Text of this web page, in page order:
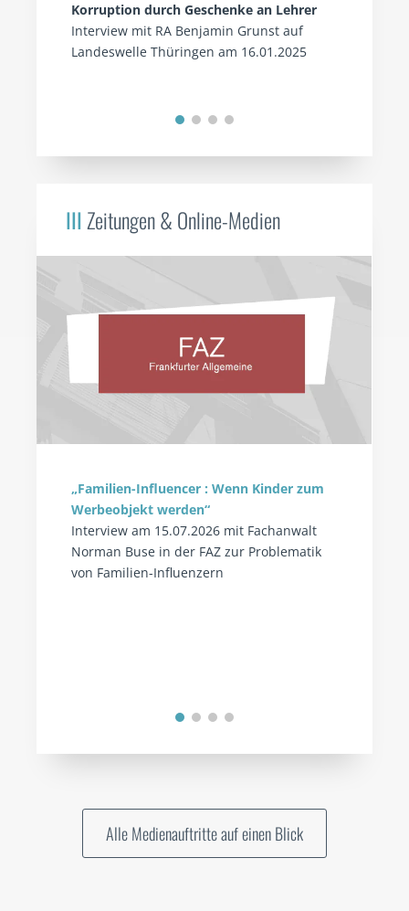
Korruption durch Geschenke an Lehrer
Interview mit RA Benjamin Grunst auf
Landeswelle Thüringen am 16.01.2025
IIIZeitungen & Online-Medien
„Familien-Influencer : Wenn Kinder zum
Werbeobjekt werden“
Interview am 15.07.2026 mit Fachanwalt
Norman Buse in der FAZ zur Problematik
von Familien-Influenzern
Alle Medienauftritte auf einen Blick